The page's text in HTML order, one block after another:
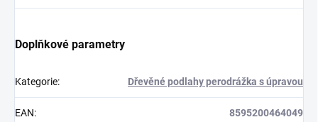
Doplňkové parametry
Kategorie: Dřevěné podlahy perodrážka s úpravou
EAN: 8595200464049